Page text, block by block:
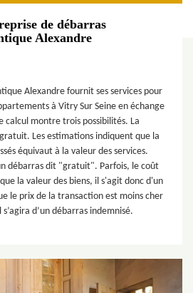
de débarras
Alexandre
Alexandre fournit ses services pour
à Vitry Sur Seine en échange
calcul montre trois possibilités. La
Les estimations indiquent que la
équivaut à la valeur des services.
débarras dit "gratuit". Parfois, le coût
la valeur des biens, il s'agit donc d'un
le prix de la transaction est moins cher
d’un débarras indemnisé.